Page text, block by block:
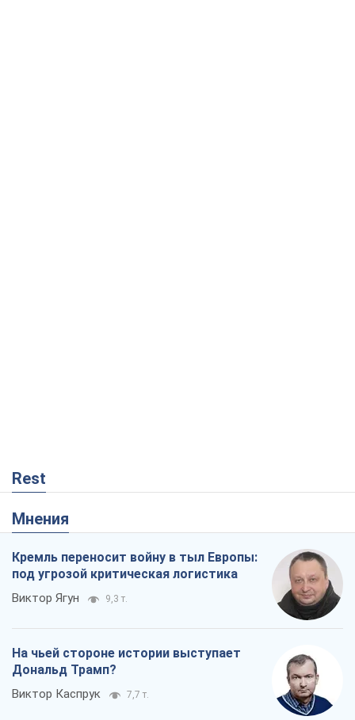
Rest
Мнения
Кремль переносит войну в тыл Европы:
под угрозой критическая логистика
Виктор Ягун 9,3 т.
На чьей стороне истории выступает
Дональд Трамп?
Виктор Каспрук 7,7 т.